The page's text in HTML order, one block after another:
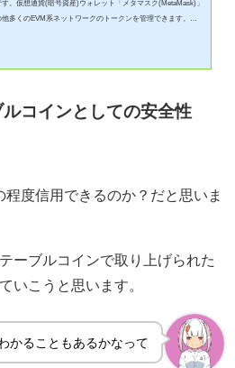
。仮想通貨(暗号資産)ウォレット「メタマスク(MetaMask)」
多くのEVM系ネットワークのトークンを管理できます。し
コインとしての安全性
度信用できるのか？だと思いま
ーブルコインで取り上げられた
いこうと思います。
かることもあるかなって